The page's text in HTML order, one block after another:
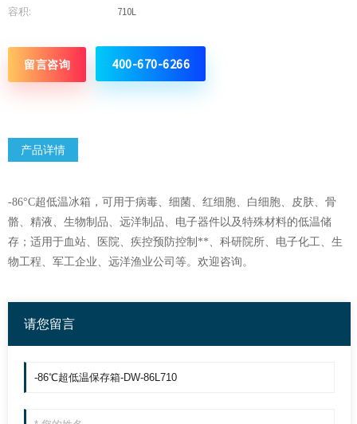
容积:
710L
留言咨询 400-670-6266
产品详情
-86°C超低温冰箱 ，可用于病毒、细菌、红细胞、白细胞、皮肤、骨
骼、精液、生物制品、远洋制品、电子器件以及特殊材料的低温储
存；适用于血站、医院、疾控预防控制**、科研院所、电子化工、生
物工程、军工企业、远洋渔业公司等。欢迎咨询。
请您留言